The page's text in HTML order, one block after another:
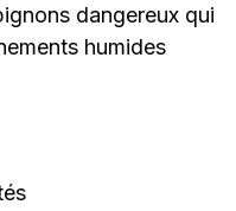
dangereux qui
humides